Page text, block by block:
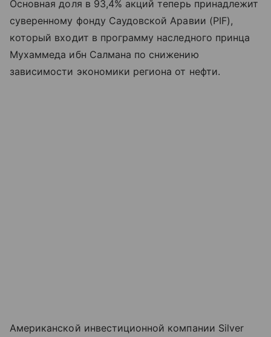
Основная доля в 93,4% акций теперь принадлежит
суверенному фонду Саудовской Аравии (PIF),
который входит в программу наследного принца
Мухаммеда ибн Салмана по снижению
зависимости экономики региона от нефти.
Американской инвестиционной компании Silver